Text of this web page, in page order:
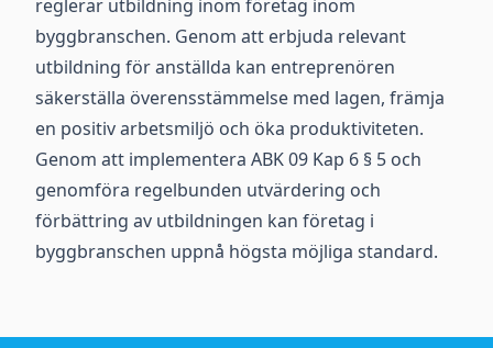
reglerar utbildning inom företag inom
byggbranschen. Genom att erbjuda relevant
utbildning för anställda kan entreprenören
säkerställa överensstämmelse med lagen, främja
en positiv arbetsmiljö och öka produktiviteten.
Genom att implementera ABK 09 Kap 6 § 5 och
genomföra regelbunden utvärdering och
förbättring av utbildningen kan företag i
byggbranschen uppnå högsta möjliga standard.